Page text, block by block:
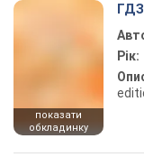
показати
обкладинку
Рік: